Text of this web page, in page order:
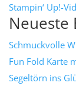
Stampin‘ Up!-
Neueste
Schmuckvolle
Fun Fold Karte
Segeltörn ins